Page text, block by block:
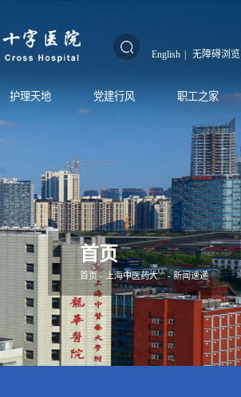
English | 无障碍浏览
护理天地 党建行风 职工之家
首页
首页-上海中医药大...-新闻速递